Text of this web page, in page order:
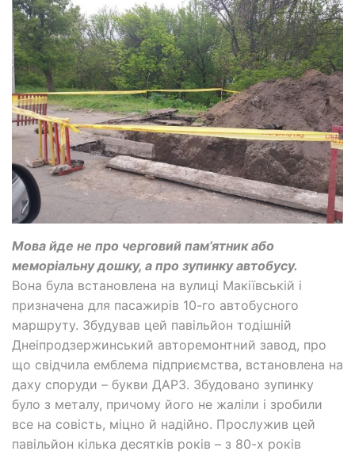
Мова йде не про черговий пам’ятник або
меморіальну дошку, а про зупинку автобусу.
Вона була встановлена на вулиці Макіївській і
призначена для пасажирів 10-го автобусного
маршруту. Збудував цей павільйон тодішній
Днеіпродзержинський авторемонтний завод, про
що свідчила емблема підприємства, встановлена на
даху споруди – букви ДАРЗ. Збудовано зупинку
було з металу, причому його не жаліли і зробили
все на совість, міцно й надійно. Прослужив цей
павільйон кілька десятків років – з 80-х років